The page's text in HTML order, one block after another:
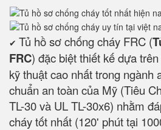
✔ Tủ hồ sơ chống cháy FRC (
FRC) đặc biệt thiết kế dựa
kỹ thuật cao nhất trong ngành
chuẩn an toàn của Mỹ (Tiêu
TL-30 và UL TL-30x6) nhằm
cháy tốt nhất (120' phút tại